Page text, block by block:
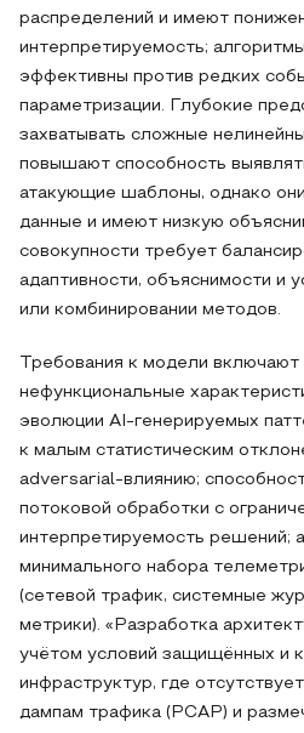
распределений и имеют
интерпретируемость;
эффективны против редких
параметризации. Глубокие
захватывать сложные
повышают способность
атакующие шаблоны, однако
данные и имеют низкую
совокупности требует
адаптивности, объяснимости и
или комбинировании методов.
Требования к модели
нефункциональные
эволюции AI-генерируемых
к малым статистическим
adversarial‑влиянию;
потоковой обработки с
интерпретируемость решений;
минимального набора
(сетевой трафик, системные
метрики). «Разработка
учётом условий защищённых и
инфраструктур, где
дампам трафика (PCAP) и